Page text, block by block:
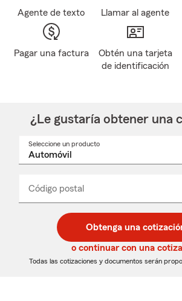
Agente de texto Llamar al agente
Pagar una factura
Obtén una tarjeta
de identificación
¿Le gustaría obtener una
Seleccione un producto
desplegable
Código postal
de
5
dígitos
de
5
dígitos
_____
Obtenga una
o continuar con una
Todas las cotizaciones y documentos serán